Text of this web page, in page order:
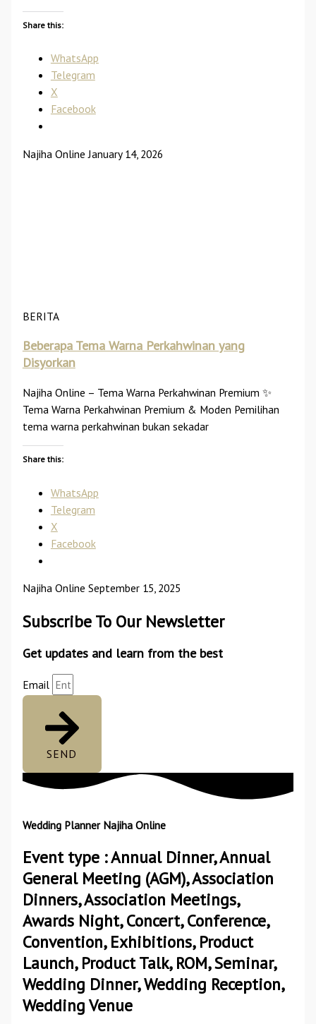
Share this:
WhatsApp
Telegram
X
Facebook
Najiha Online January 14, 2026
BERITA
Beberapa Tema Warna Perkahwinan yang
Disyorkan
Najiha Online – Tema Warna Perkahwinan Premium ✨
Tema Warna Perkahwinan Premium & Moden Pemilihan
tema warna perkahwinan bukan sekadar
Share this:
WhatsApp
Telegram
X
Facebook
Najiha Online September 15, 2025
Subscribe To Our Newsletter
Get updates and learn from the best
Email
SEND
Wedding Planner Najiha Online
Event type : Annual Dinner, Annual
General Meeting (AGM), Association
Dinners, Association Meetings,
Awards Night, Concert, Conference,
Convention, Exhibitions, Product
Launch, Product Talk, ROM, Seminar,
Wedding Dinner, Wedding Reception,
Wedding Venue